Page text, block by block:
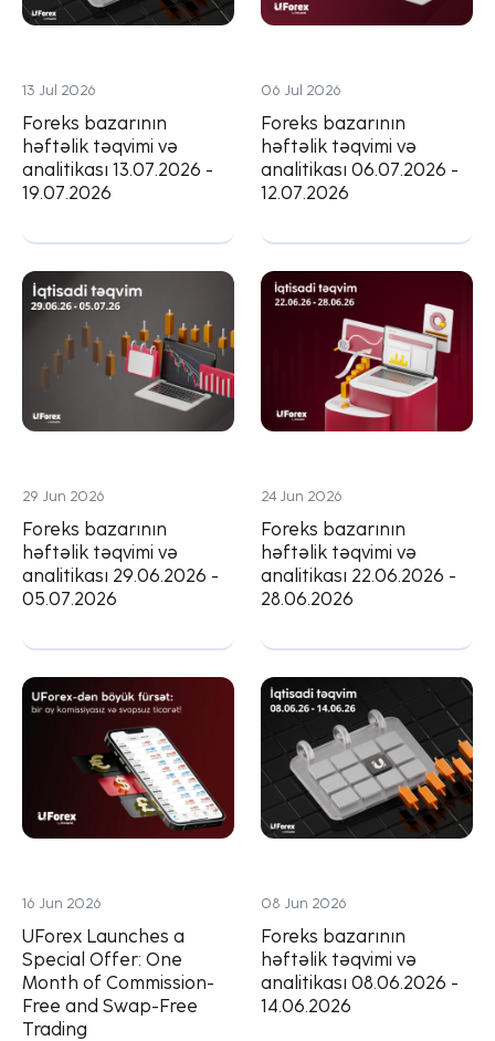
13 Jul 2026
Foreks bazarının
həftəlik təqvimi və
analitikası 13.07.2026 -
19.07.2026
06 Jul 2026
Foreks bazarının
həftəlik təqvimi və
analitikası 06.07.2026 -
12.07.2026
29 Jun 2026
Foreks bazarının
həftəlik təqvimi və
analitikası 29.06.2026 -
05.07.2026
24 Jun 2026
Foreks bazarının
həftəlik təqvimi və
analitikası 22.06.2026 -
28.06.2026
16 Jun 2026
UForex Launches a
Special Offer: One
Month of Commission-
Free and Swap-Free
Trading
08 Jun 2026
Foreks bazarının
həftəlik təqvimi və
analitikası 08.06.2026 -
14.06.2026